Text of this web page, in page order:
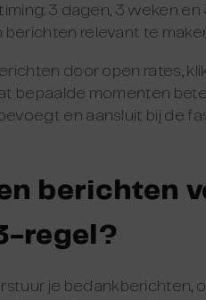
3 dagen, 3 weken
relevant te
door open rates,
bepaalde momenten
en aansluit bij de
berichten
regel?
je bedankberichten,